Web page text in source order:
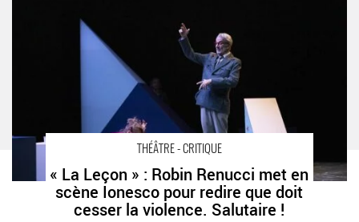
THÉÂTRE - CRITIQUE
« La Leçon » : Robin Renucci met en
scène Ionesco pour redire que doit
cesser la violence. Salutaire !
que doit cesser la violence. Salutaire ! - Critique sortie Théâtre
Marseille La Criée - Théâtre National de Marseille